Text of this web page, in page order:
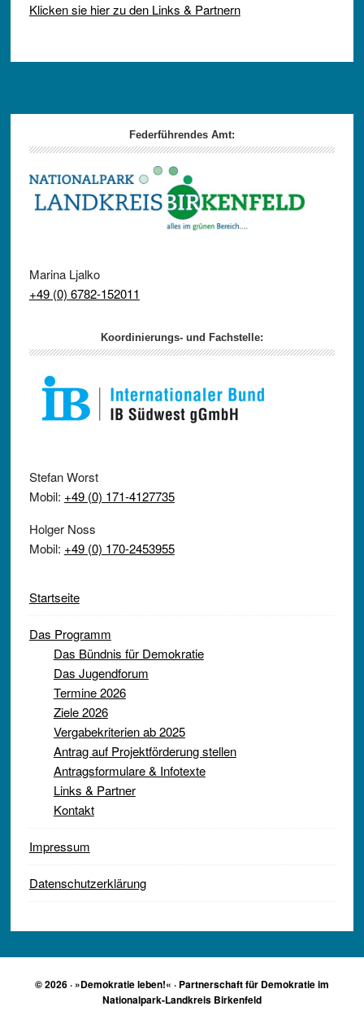
Klicken sie hier zu den Links & Partnern
Footer Federführendes Amt:
Marina Ljalko
+49 (0) 6782-152011
Koordinierungs- und Fachstelle:
Stefan Worst
Mobil: +49 (0) 171-4127735
Holger Noss
Mobil: +49 (0) 170-2453955
Startseite
Das Programm
Das Bündnis für Demokratie
Das Jugendforum
Termine 2026
Ziele 2026
Vergabekriterien ab 2025
Antrag auf Projektförderung stellen
Antragsformulare & Infotexte
Links & Partner
Kontakt
Impressum
Datenschutzerklärung
© 2026 · »Demokratie leben!« · Partnerschaft für Demokratie im
Nationalpark-Landkreis Birkenfeld